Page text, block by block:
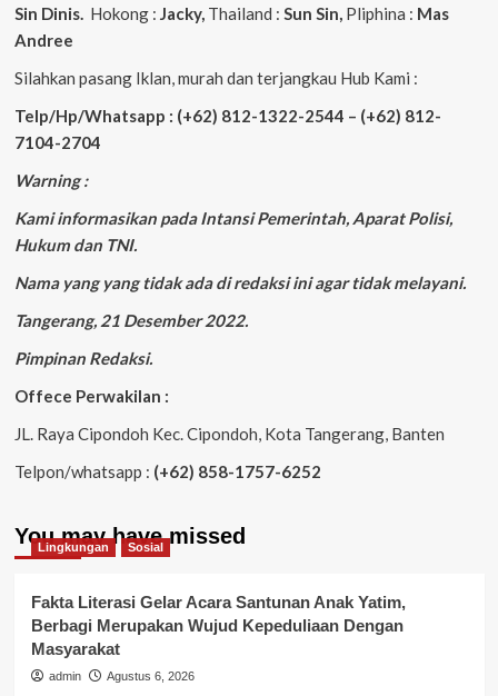
Sin Dinis. Hokong : Jacky, Thailand : Sun Sin, Pliphina : Mas
Andree
Silahkan pasang Iklan, murah dan terjangkau Hub Kami :
Telp/Hp/Whatsapp : (+62) 812-1322-2544 – (+62) 812-
7104-2704
Warning :
Kami informasikan pada Intansi Pemerintah, Aparat Polisi,
Hukum dan TNI.
Nama yang yang tidak ada di redaksi ini agar tidak melayani.
Tangerang, 21 Desember 2022.
Pimpinan Redaksi.
Offece Perwakilan :
JL. Raya Cipondoh Kec. Cipondoh, Kota Tangerang, Banten
Telpon/whatsapp : (+62) 858-1757-6252
You may have missed
Lingkungan Sosial
Fakta Literasi Gelar Acara Santunan Anak Yatim,
Berbagi Merupakan Wujud Kepeduliaan Dengan
Masyarakat
admin Agustus 6, 2026